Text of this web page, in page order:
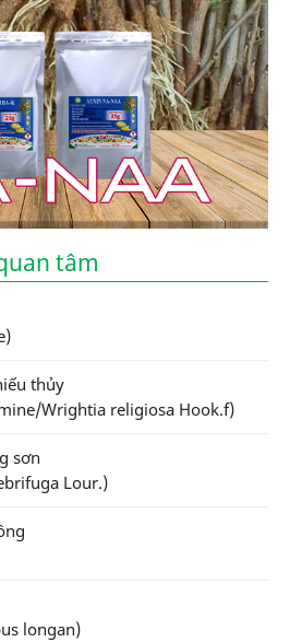
tâm
thủy
Wrightia religiosa Hook.f)
sơn
Lour.)
longan)